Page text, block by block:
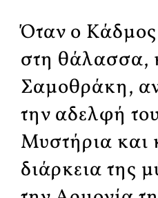
Όταν ο
στη θάλασσα,
Σαμοθράκη,
την αδελφή
Μυστήρια και
διάρκεια της